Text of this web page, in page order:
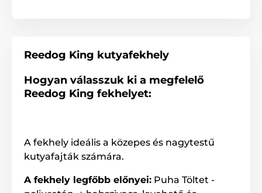
Reedog King kutyafekhely
Hogyan válasszuk ki a megfelelő
Reedog King fekhelyet:
A fekhely ideális a közepes és nagytestű
kutyafajták számára.
A fekhely legfőbb előnyei: Puha Töltet -